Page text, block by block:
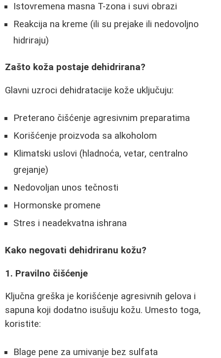
Istovremena masna T-zona i suvi obrazi
Reakcija na kreme (ili su prejake ili nedovoljno
hidriraju)
Zašto koža postaje dehidrirana?
Glavni uzroci dehidratacije kože uključuju:
Preterano čišćenje agresivnim preparatima
Korišćenje proizvoda sa alkoholom
Klimatski uslovi (hladnoća, vetar, centralno
grejanje)
Nedovoljan unos tečnosti
Hormonske promene
Stres i neadekvatna ishrana
Kako negovati dehidriranu kožu?
1. Pravilno čišćenje
Ključna greška je korišćenje agresivnih gelova i
sapuna koji dodatno isušuju kožu. Umesto toga,
koristite:
Blage pene za umivanje bez sulfata